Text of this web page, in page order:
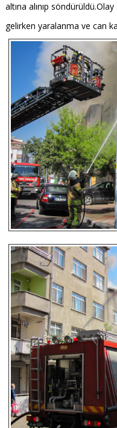
altına alınıp
gelirken yaralanma ve can